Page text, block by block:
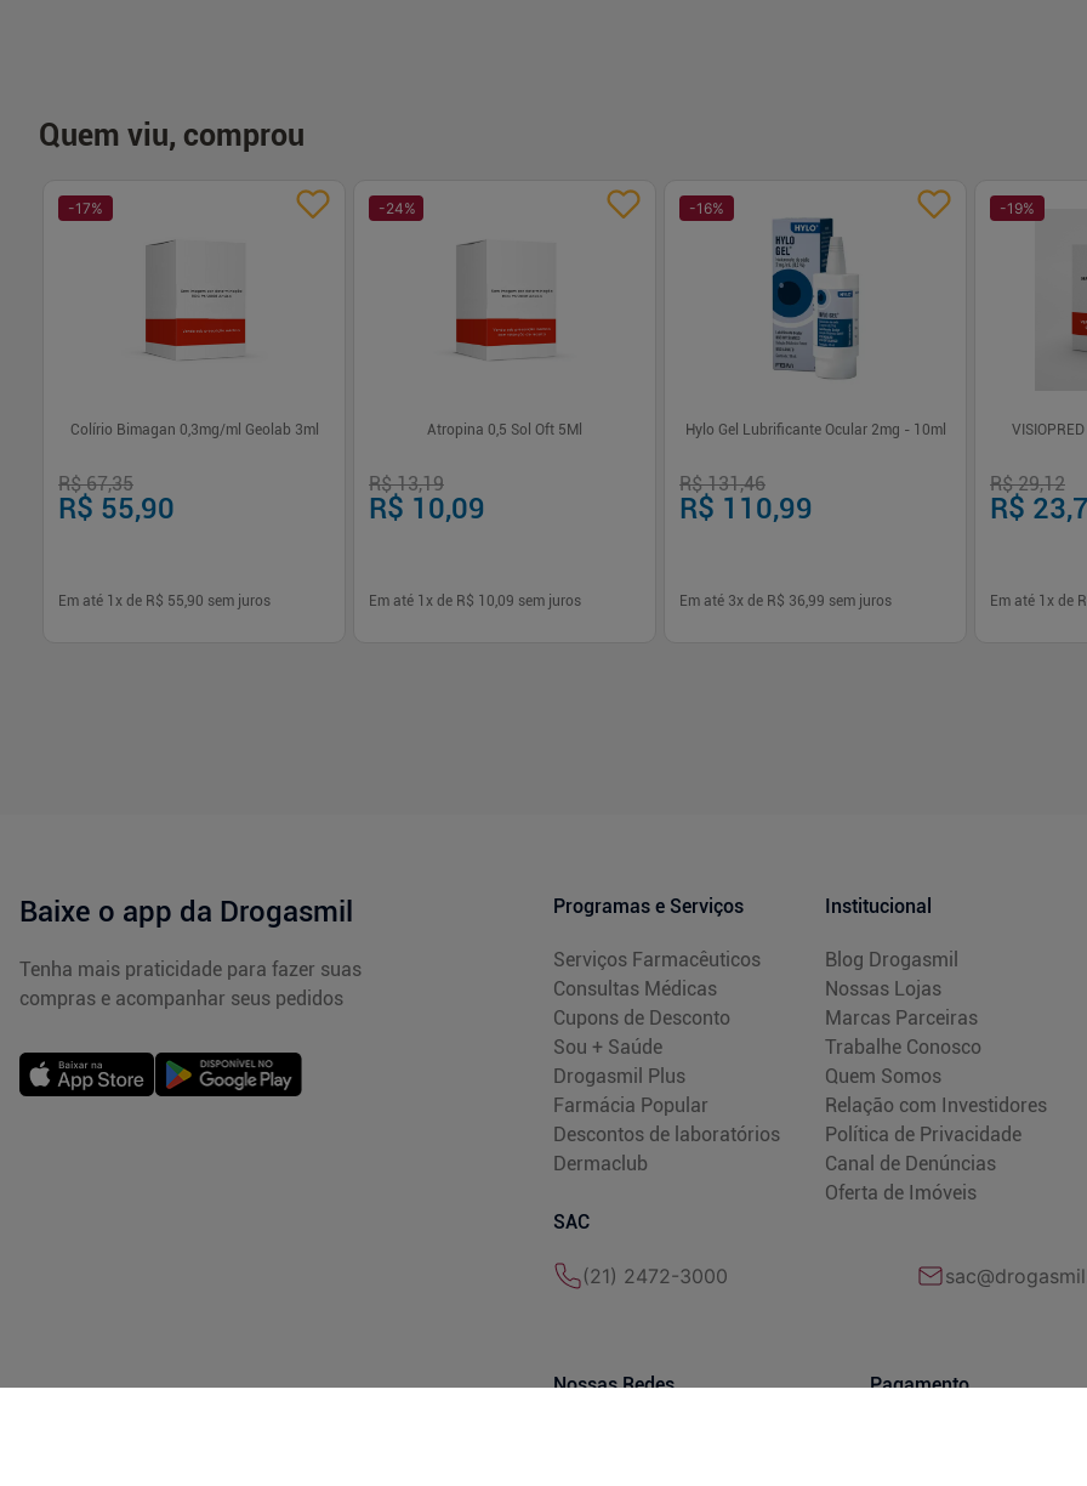
Quem viu, comprou
-17%
Colírio Bimagan 0,3mg/ml Geolab 3ml
R$ 67,35
R$ 55,90
Em até 1 x de R$ 55,90 sem juros
-24%
Atropina 0,5 Sol Oft 5Ml
R$ 13,19
R$ 10,09
Em até 1 x de R$ 10,09 sem juros
-16%
Hylo Gel Lubrificante Ocular 2mg - 10ml
R$ 131,46
R$ 110,99
Em até 3x de R$ 36,99 sem juros
-19%
R$ 29,12
R$
Em até 1 x de
Baixe o app da Drogasmil
Tenha mais praticidade para fazer suas
compras e acompanhar seus pedidos
Programas e Serviços
Serviços Farmacêuticos
Consultas Médicas
Cupons de Desconto
Sou + Saúde
Drogasmil Plus
Farmácia Popular
Descontos de laboratórios
Dermaclub
Institucional
Blog Drogasmil
Nossas Lojas
Marcas Parceiras
Trabalhe Conosco
Quem Somos
Relação com Investidores
Política de Privacidade
Canal de Denúncias
Oferta de Imóveis
SAC
(21) 2472-3000
Nossas Redes Pagamento